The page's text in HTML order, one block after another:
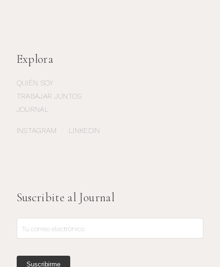
Explora
QUIÉN SOY
TRABAJAR JUNTOS
JOURNAL
INSTAGRAM · LINKEDIN
Suscribite al Journal